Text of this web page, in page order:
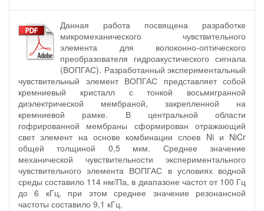
Данная работа посвящена разработке
микромеханического чувствительного
элемента для волоконно-оптического
преобразователя гидроакустического сигнала
(ВОПГАС). Разработанный экспериментальный
чувствительный элемент ВОПГАС представляет собой
кремниевый кристалл с тонкой восьмигранной
диэлектрической мембраной, закрепленной на
кремниевой рамке. В центральной области
гофрированной мембраны сформирован отражающий
свет элемент на основе комбинации слоев Ni и NiCr
общей толщиной 0,5 мкм. Среднее значение
механической чувствительности экспериментального
чувствительного элемента ВОПГАС в условиях водной
среды составило 114 нм/Па, в диапазоне частот от 100 Гц
до 6 кГц, при этом среднее значение резонансной
частоты составило 9,1 кГц.